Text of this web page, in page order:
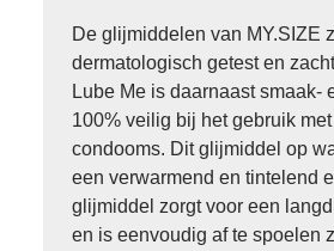
De glijmiddelen van MY.SIZE
dermatologisch getest en
Lube Me is daarnaast smaak-
100% veilig bij het gebruik
condooms. Dit glijmiddel op
een verwarmend en tintelend
glijmiddel zorgt voor een
en is eenvoudig af te spoelen